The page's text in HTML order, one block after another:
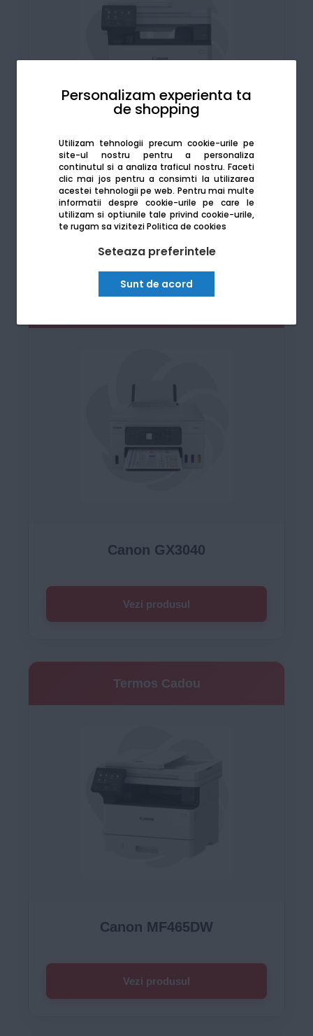
Personalizam experienta ta
de shopping
Utilizam tehnologii precum cookie-urile pe
site-ul nostru pentru a personaliza
continutul si a analiza traficul nostru. Faceti
clic mai jos pentru a consimti la utilizarea
acestei tehnologii pe web. Pentru mai multe
informatii despre cookie-urile pe care le
utilizam si optiunile tale privind cookie-urile,
te rugam sa viziteziPolitica de cookies
Seteaza preferintele
Sunt de acord
Canon 1440i
Vezi produsul
Canon GX3040
Vezi produsul
Termos Cadou
Canon MF465DW
Vezi produsul